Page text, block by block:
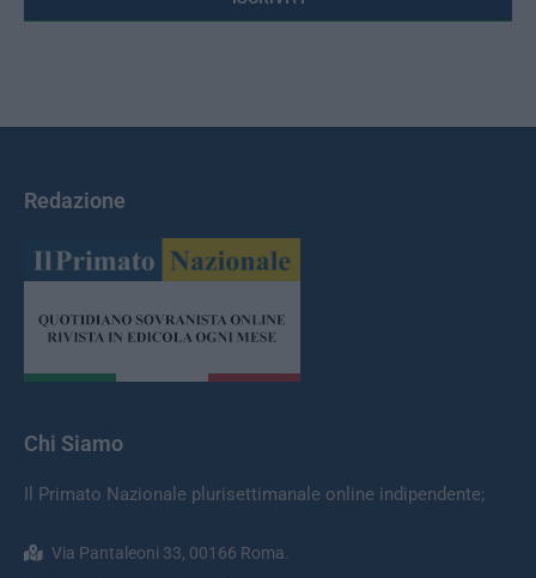
Redazione
Chi Siamo
Il Primato Nazionale plurisettimanale online indipendente;
Via Pantaleoni 33, 00166 Roma.